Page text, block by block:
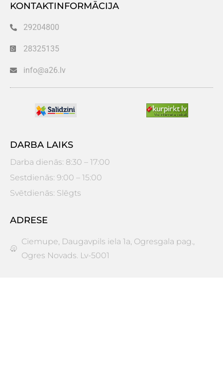
KONTAKTINFORMĀCIJA
29204800
28325135
info@a26.lv
DARBA LAIKS
Darba dienās: 8:30 – 17:00
Sestdienās: 9:00 – 15:00
Svētdienās: Slēgts
ADRESE
Ciemupe, Daugavpils iela 1a, Ogresgala pag.,
Ogres Novads. Lv-5001